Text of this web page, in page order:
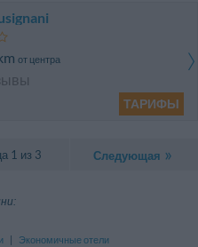
от центра
ТАРИФЫ
1 из 3 Следующая
| Экономичные отели